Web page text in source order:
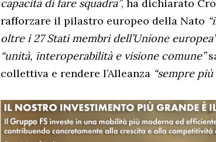
capacità di fare squadra”, ha dichiarato
rafforzare il pilastro europeo della Nato
oltre i 27 Stati membri dell’Unione europea”
“unità, interoperabilità e visione comune”
collettiva e rendere l’Alleanza “sempre